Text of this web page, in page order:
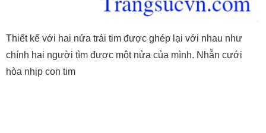
Thiết kế với hai nửa trái tim được ghép lại với nhau như
chính hai người tìm được một nửa của mình. Nhẫn cưới
hòa nhịp con tim